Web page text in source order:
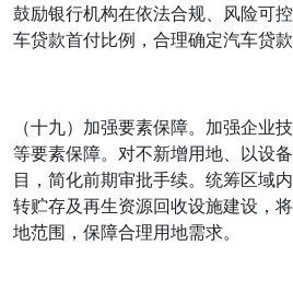
鼓励银行机构在依法合规、风险可
车贷款首付比例，合理确定汽车贷款
（十九）加强要素保障。加强企业
等要素保障。对不新增用地、以设
目，简化前期审批手续。统筹区域
转贮存及再生资源回收设施建设，
地范围，保障合理用地需求。